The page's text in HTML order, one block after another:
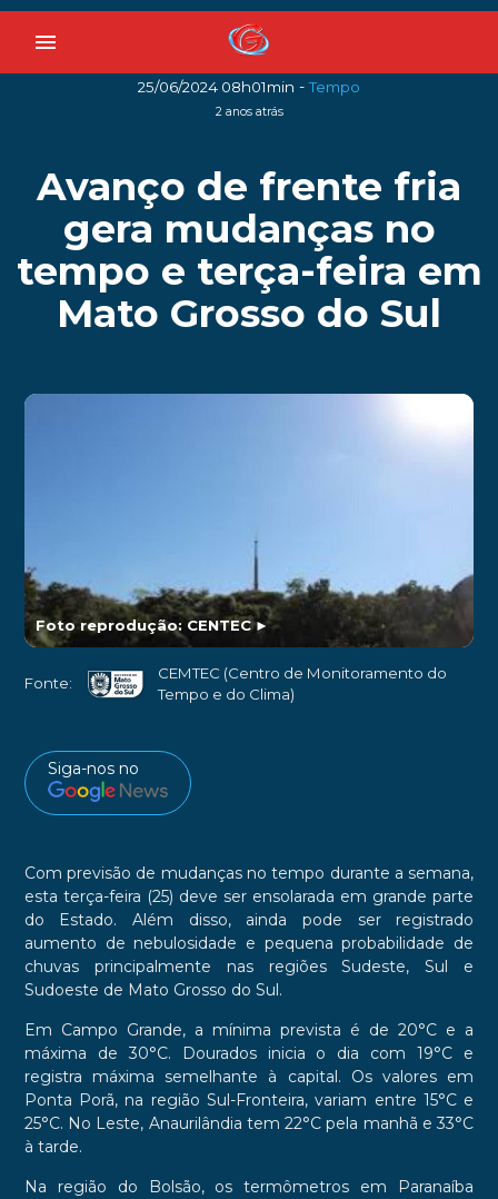
menu
25/06/2024 08h01min -Tempo
2 anos atrás
Avanço de frente fria
gera mudanças no
tempo e terça-feira em
Mato Grosso do Sul
Foto reprodução: CENTEC►
Fonte:
CEMTEC (Centro de Monitoramento do
Tempo e do Clima)
Siga-nos no
Com previsão de mudanças no tempo durante a semana,
esta terça-feira (25) deve ser ensolarada em grande parte
do Estado. Além disso, ainda pode ser registrado
aumento de nebulosidade e pequena probabilidade de
chuvas principalmente nas regiões Sudeste, Sul e
Sudoeste de Mato Grosso do Sul.
Em Campo Grande, a mínima prevista é de 20°C e a
máxima de 30°C. Dourados inicia o dia com 19°C e
registra máxima semelhante à capital. Os valores em
Ponta Porã, na região Sul-Fronteira, variam entre 15°C e
25°C. No Leste, Anaurilândia tem 22°C pela manhã e 33°C
à tarde.
Na região do Bolsão, os termômetros em Paranaíba